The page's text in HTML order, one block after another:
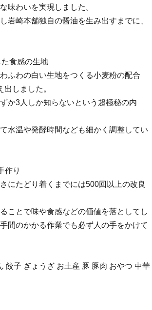
味わいを実現しました。
岩崎本舗独自の醤油を生み出すまでに、
食感の生地
ふわの白い生地をつくる小麦粉の配合
しました。
か3人しか知らないという超極秘の内
水温や発酵時間なども細かく調整してい
作り
にたどり着くまでには500回以上の改良
ことで味や食感などの価値を落としてし
間のかかる作業でも必ず人の手をかけて
餃子 ぎょうざ お土産 豚 豚肉 おやつ 中華